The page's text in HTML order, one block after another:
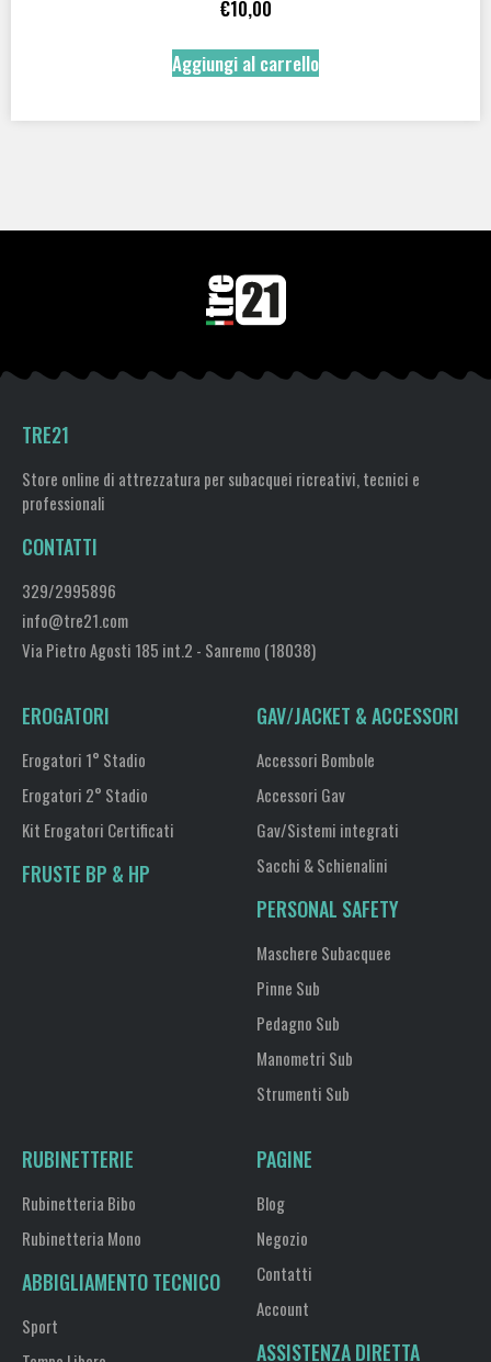
€10,00
Aggiungi al carrello
TRE21
Store online di attrezzatura per subacquei ricreativi, tecnici e
professionali
CONTATTI
329/2995896
info@tre21.com
Via Pietro Agosti 185 int.2 - Sanremo (18038)
EROGATORI
Erogatori 1° Stadio
Erogatori 2° Stadio
Kit Erogatori Certificati
FRUSTE BP & HP
GAV/JACKET & ACCESSORI
Accessori Bombole
Accessori Gav
Gav/Sistemi integrati
Sacchi & Schienalini
PERSONAL SAFETY
Maschere Subacquee
Pinne Sub
Pedagno Sub
Manometri Sub
Strumenti Sub
RUBINETTERIE
Rubinetteria Bibo
Rubinetteria Mono
ABBIGLIAMENTO TECNICO
Sport
PAGINE
Blog
Negozio
Contatti
Account
ASSISTENZA DIRETTA